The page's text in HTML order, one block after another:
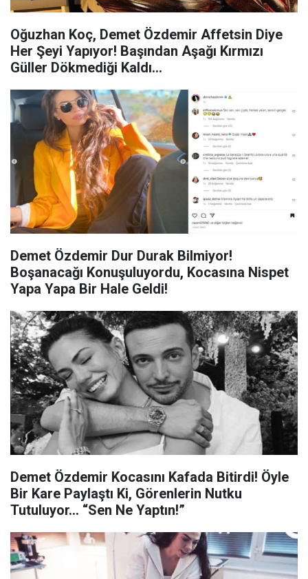
Oğuzhan Koç, Demet Özdemir Affetsin Diye
Her Şeyi Yapıyor! Başından Aşağı Kırmızı
Güller Dökmediği Kaldı…
Demet Özdemir Dur Durak Bilmiyor!
Boşanacağı Konuşuluyordu, Kocasına Nispet
Yapa Yapa Bir Hale Geldi!
Demet Özdemir Kocasını Kafada Bitirdi! Öyle
Bir Kare Paylaştı Ki, Görenlerin Nutku
Tutuluyor… “Sen Ne Yaptın!”